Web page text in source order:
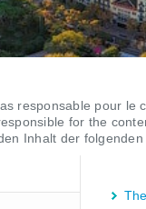
responsable pour le
for the
Inhalt der